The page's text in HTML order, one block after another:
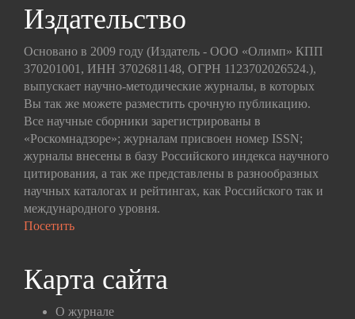
Издательство
Основано в 2009 году (Издатель - ООО «Олимп» КПП
370201001, ИНН 3702681148, ОГРН 1123702026524.),
выпускает научно-методические журналы, в которых
Вы так же можете разместить срочную публикацию.
Все научные сборники зарегистрированы в
«Роскомнадзоре»; журналам присвоен номер ISSN;
журналы внесены в базу Российского индекса научного
цитирования, а так же представлены в разнообразных
научных каталогах и рейтингах, как Российского так и
международного уровня.
Посетить
Карта сайта
О журнале